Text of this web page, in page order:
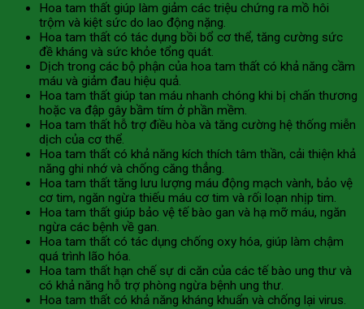
Hoa tam thất giúp làm giảm các triệu chứng ra mồ hôi
trộm và kiệt sức do lao động nặng.
Hoa tam thất có tác dụng bồi bổ cơ thể, tăng cường sức
đề kháng và sức khỏe tổng quát.
Dịch trong các bộ phận của hoa tam thất có khả năng cầm
máu và giảm đau hiệu quả.
Hoa tam thất giúp tan máu nhanh chóng khi bị chấn thương
hoặc va đập gây bầm tím ở phần mềm.
Hoa tam thất hỗ trợ điều hòa và tăng cường hệ thống miễn
dịch của cơ thể.
Hoa tam thất có khả năng kích thích tâm thần, cải thiện khả
năng ghi nhớ và chống căng thẳng.
Hoa tam thất tăng lưu lượng máu động mạch vành, bảo vệ
cơ tim, ngăn ngừa thiếu máu cơ tim và rối loạn nhịp tim.
Hoa tam thất giúp bảo vệ tế bào gan và hạ mỡ máu, ngăn
ngừa các bệnh về gan.
Hoa tam thất có tác dụng chống oxy hóa, giúp làm chậm
quá trình lão hóa.
Hoa tam thất hạn chế sự di căn của các tế bào ung thư và
có khả năng hỗ trợ phòng ngừa bệnh ung thư.
Hoa tam thất có khả năng kháng khuẩn và chống lại virus.